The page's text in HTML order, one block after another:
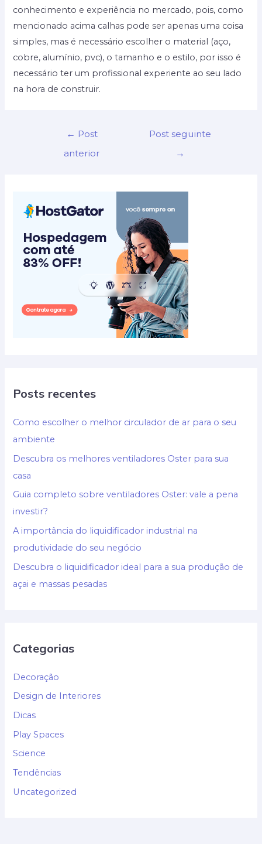
conhecimento e experiência no mercado, pois, como
mencionado acima calhas pode ser apenas uma coisa
simples, mas é necessário escolher o material (aço,
cobre, alumínio, pvc), o tamanho e o estilo, por isso é
necessário ter um profissional experiente ao seu lado
na hora de construir.
Navegação
← Post
anterior
Post seguinte
→
Posts recentes
Como escolher o melhor circulador de ar para o seu
ambiente
Descubra os melhores ventiladores Oster para sua
casa
Guia completo sobre ventiladores Oster: vale a pena
investir?
A importância do liquidificador industrial na
produtividade do seu negócio
Descubra o liquidificador ideal para a sua produção de
açai e massas pesadas
Categorias
Decoração
Design de Interiores
Dicas
Play Spaces
Science
Tendências
Uncategorized